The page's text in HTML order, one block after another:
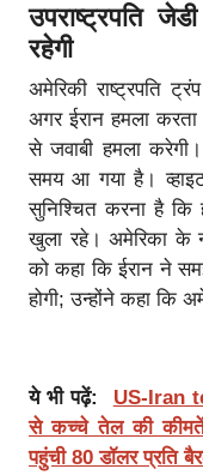
उपराष्ट्रपति
रहेगी
अमेरिकी राष्ट्रपति
अगर ईरान हमला
से जवाबी हमला
समय आ गया है।
सुनिश्चित करना है
खुला रहे। अमेरिका के
को कहा कि ईरान ने
होगी; उन्होंने कहा कि
ये भी पढ़ें:
US-Iran
से कच्चे तेल की
पहुंची 80 डॉलर प्रति